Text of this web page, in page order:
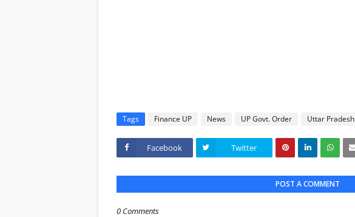
Tags Finance UP News UP Govt. Order Uttar Pradesh
Facebook Twitter
POST A COMMENT
0 Comments